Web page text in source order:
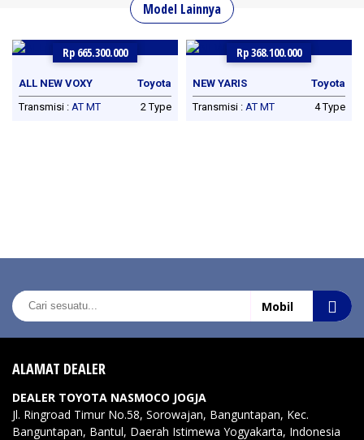
Model Lainnya
Rp 665.300.000
ALL NEW VOXY
Toyota
Transmisi : AT MT 2 Type
Rp 368.100.000
NEW YARIS
Toyota
Transmisi : AT MT 4 Type
ALAMAT DEALER
DEALER TOYOTA NASMOCO JOGJA
Jl. Ringroad Timur No.58, Sorowajan, Banguntapan, Kec.
Banguntapan, Bantul, Daerah Istimewa Yogyakarta, Indonesia